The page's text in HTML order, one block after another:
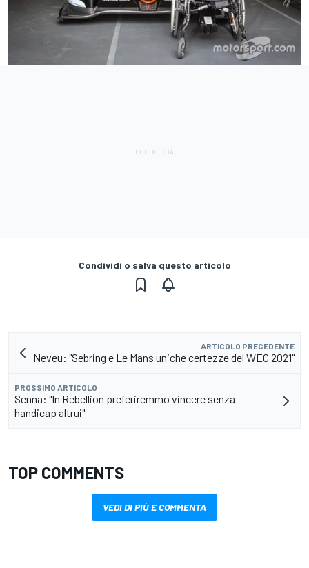
Condividi o salva questo articolo
ARTICOLO PRECEDENTE
Neveu: "Sebring e Le Mans uniche certezze del WEC 2021"
PROSSIMO ARTICOLO
Senna: "In Rebellion preferiremmo vincere senza
handicap altrui"
TOP COMMENTS
VEDI DI PIÙ E COMMENTA